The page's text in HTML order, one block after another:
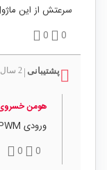
سرعتش از این
0
0
پشتیبانی 2 سال پیش
هومن
ورودی PWM باشد قابل راه اندازی می باشد .
0
0